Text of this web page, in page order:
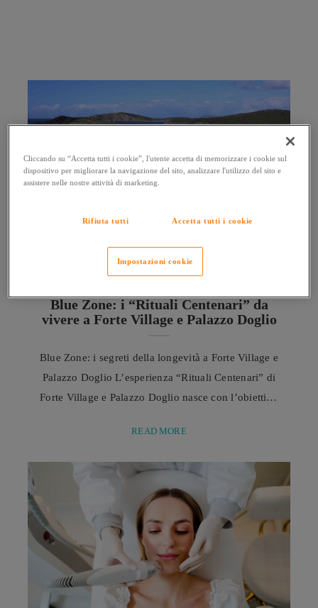
Blue Zone: i “Rituali Centenari” da
vivere a Forte Village e Palazzo Doglio
Blue Zone: i segreti della longevità a Forte Village e
Palazzo Doglio L’esperienza “Rituali Centenari” di
Forte Village e Palazzo Doglio nasce con l’obiettivo
Zone sarda in un percorso autentico e coinvolgente,
abitudini e ai rituali quotidiani che caratterizzano la
READ MORE
Cliccando su “Accetta tutti i cookie”, l'utente accetta di memorizzare i cookie sul
dispositivo per migliorare la navigazione del sito, analizzare l'utilizzo del sito e
assistere nelle nostre attività di marketing.
Rifiuta tutti Accetta tutti i cookie
Impostazioni cookie